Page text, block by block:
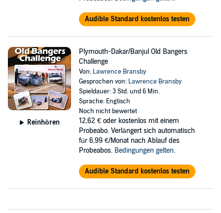
Audible Standard kostenlos testen
Reinhören
Plymouth-Dakar/Banjul Old Bangers
Challenge
Von: Lawrence Bransby
Gesprochen von: Lawrence Bransby
Spieldauer: 3 Std. und 6 Min.
Sprache: Englisch
Noch nicht bewertet
12,62 € oder kostenlos mit einem
Probeabo. Verlängert sich automatisch
für 6,99 €/Monat nach Ablauf des
Probeabos. Bedingungen gelten.
Audible Standard kostenlos testen